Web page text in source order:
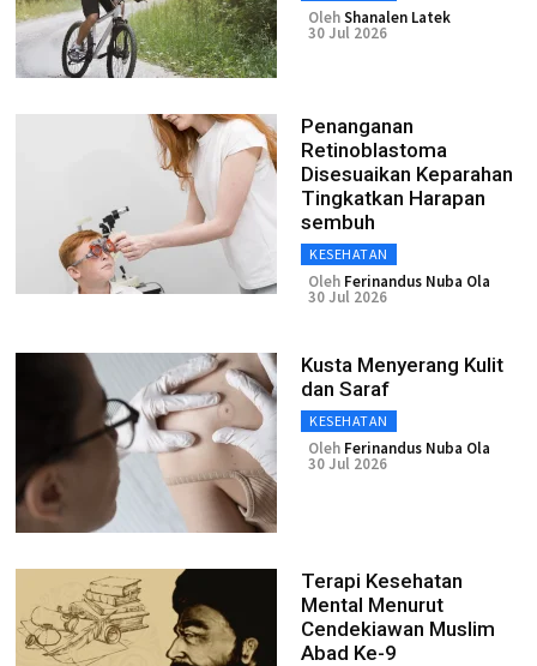
OlehShanalen Latek
30 Jul 2026
Penanganan
Retinoblastoma
Disesuaikan Keparahan
Tingkatkan Harapan
sembuh
KESEHATAN
Oleh Ferinandus Nuba Ola
30 Jul 2026
Kusta Menyerang Kulit
dan Saraf
KESEHATAN
Oleh Ferinandus Nuba Ola
30 Jul 2026
Terapi Kesehatan
Mental Menurut
Cendekiawan Muslim
Abad Ke-9